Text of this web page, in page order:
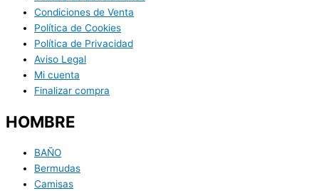
Condiciones de Venta
Política de Cookies
Política de Privacidad
Aviso Legal
Mi cuenta
Finalizar compra
HOMBRE
BAÑO
Bermudas
Camisas